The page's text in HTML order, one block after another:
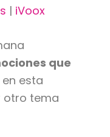
| iVoox
que
en esta
otro tema